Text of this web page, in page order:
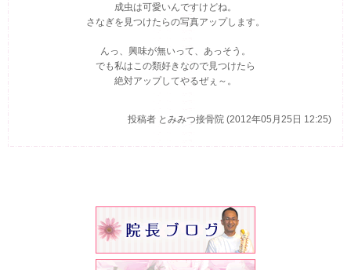
成虫は可愛いんですけどね。
さなぎを見つけたらの写真アップします。
んっ、興味が無いって、あっそう。
でも私はこの類好きなので見つけたら
絶対アップしてやるぜぇ～。
投稿者 とみみつ接骨院 (2012年05月25日 12:25)